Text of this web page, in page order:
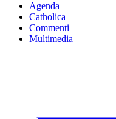
Agenda
Catholica
Commenti
Multimedia